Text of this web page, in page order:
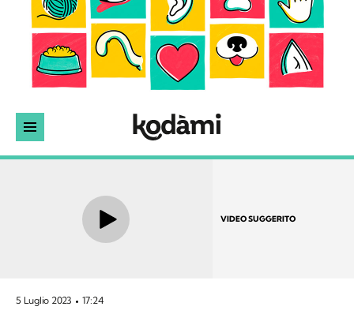
VIDEO SUGGERITO
5 Luglio 2023 17:24